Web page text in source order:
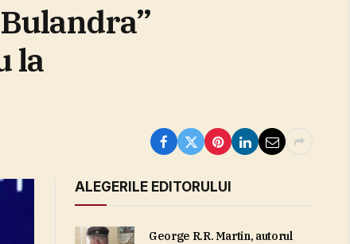
la
ALEGERILE EDITORULUI
George R.R. Martin, autorul